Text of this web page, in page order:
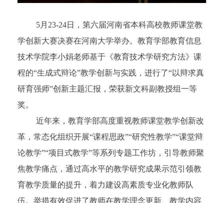
5月23-24日， 第六届河南省本科高校教师课堂教
学创新大赛决赛在河南大学举办。教育学部教育信息
技术学院李小娟老师基于《教育技术学研究方法》课
程的“生成式辩论”教学创新与实践，进行了“以辩求真
研育强师”创新主题汇报，荣获新文科副教授组一等
奖。
近年来， 教育学部高度重视教师课堂教学创新改
革， 常态化组织开展“课程思政”“研究性教学”“课堂辩
论教学”“项目式教学”等系列专题工作坊，引导教师聚
焦教学痛点， 通过高水平的教学研究成果示范引领教
育教学质量的提升，着力建设高素质专业化教师队
伍。举措有效促进了教师在教学理念更新、教学内容